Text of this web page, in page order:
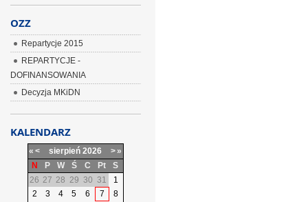
OZZ
Repartycje 2015
REPARTYCJE -
DOFINANSOWANIA
Decyzja MKiDN
KALENDARZ
« < sierpień 2026 >»
N
P W Ś C Pt
S
26 27 28 29 30 31
1
2
3 4 5 6 7
8